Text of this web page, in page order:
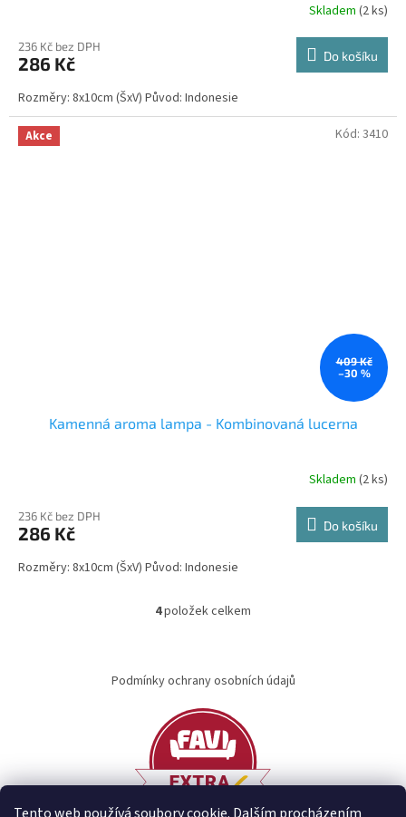
produktu
je
z
5
hvězdiček.
Skladem(2 ks)
236 Kč bez DPH
286 Kč Do košíku
Rozměry: 8x10cm (ŠxV) Původ: Indonesie
Akce
409 Kč
–30 %
Kamenná aroma lampa - Kombinovaná lucerna
Skladem (2 ks)
236 Kč bez DPH
286 Kč Do košíku
Rozměry: 8x10cm (ŠxV) Původ: Indonesie
Kód: 3410
O
d
a
í
p
r
v
k
4položek celkem
Podmínky ochrany osobních údajů